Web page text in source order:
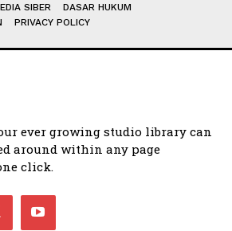
SIBER
DASAR HUKUM
PRIVACY POLICY
ever growing studio library can
around within any page
click.